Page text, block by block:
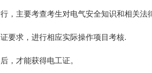
，主要考查考生对电气安全知识和相关法
要求，进行相应实际操作项目考核.
，才能获得电工证。